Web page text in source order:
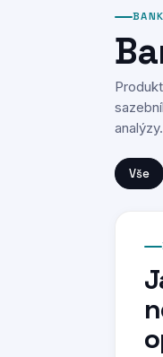
analýzy.
Vše